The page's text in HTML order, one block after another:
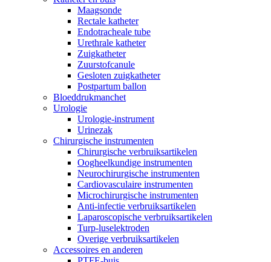
Maagsonde
Rectale katheter
Endotracheale tube
Urethrale katheter
Zuigkatheter
Zuurstofcanule
Gesloten zuigkatheter
Postpartum ballon
Bloeddrukmanchet
Urologie
Urologie-instrument
Urinezak
Chirurgische instrumenten
Chirurgische verbruiksartikelen
Oogheelkundige instrumenten
Neurochirurgische instrumenten
Cardiovasculaire instrumenten
Microchirurgische instrumenten
Anti-infectie verbruiksartikelen
Laparoscopische verbruiksartikelen
Turp-luselektroden
Overige verbruiksartikelen
Accessoires en anderen